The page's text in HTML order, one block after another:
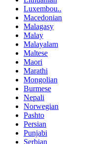
Luxembou..
Macedonian
Malagasy
Malay
Malayalam
Maltese
Maori
Marathi
Mongolian
Burmese
Nepali
Norwegian
Pashto
Persian
Punjabi
Serbian